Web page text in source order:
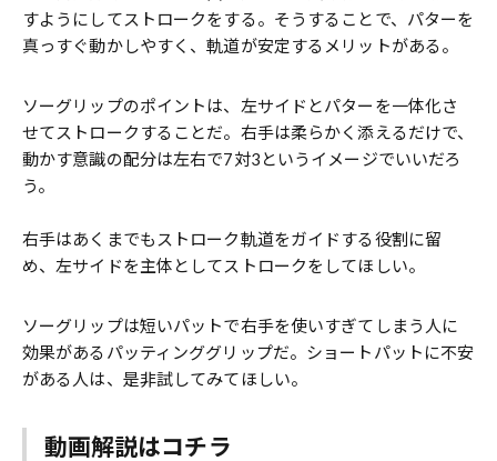
すようにしてストロークをする。そうすることで、パターを
真っすぐ動かしやすく、軌道が安定するメリットがある。
ソーグリップのポイントは、左サイドとパターを一体化さ
せてストロークすることだ。右手は柔らかく添えるだけで、
動かす意識の配分は左右で7対3というイメージでいいだろ
う。
右手はあくまでもストローク軌道をガイドする役割に留
め、左サイドを主体としてストロークをしてほしい。
ソーグリップは短いパットで右手を使いすぎてしまう人に
効果があるパッティンググリップだ。ショートパットに不安
がある人は、是非試してみてほしい。
動画解説はコチラ